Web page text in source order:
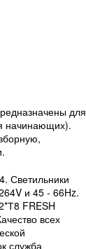
для
начинающих).
Светильники
и 45 - 66Hz.
FRESH
всех
служба